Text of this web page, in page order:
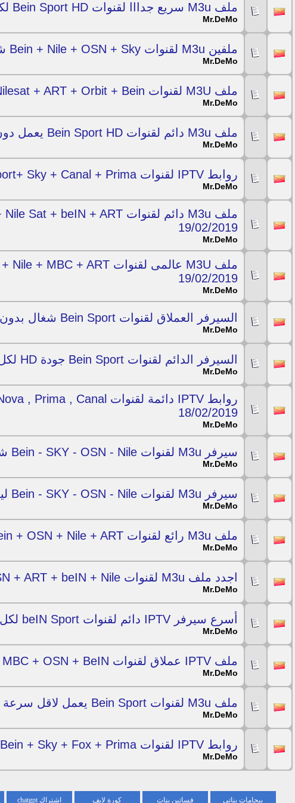
ملف M3u سريع جدااا لقنوات Bein Sport HD لكل سرعات النت 21/02/2019
Mr.DeMo
ملفين M3u لقنوات Bein + Nile + OSN + Sky شغالين لفترة 20/02/2019
Mr.DeMo
ملف M3U لقنوات Nilesat + ART + Orbit + Bein شغال ليوم 20/02/2019
Mr.DeMo
ملف M3u دائم لقنوات Bein Sport HD يعمل دون تقطيع ليوم 20/02/2019
Mr.DeMo
روابط IPTV لقنوات Fox Sport+ Sky + Canal + Prima ليوم 20/02/2019
Mr.DeMo
19/02/2019
Mr.DeMo
19/02/2019
Mr.DeMo
السيرفر العملاق لقنوات Bein Sport شغال بدون تقطيع 19/02/2019
Mr.DeMo
السيرفر الدائم لقنوات Bein Sport جودة HD لكل السرعات 18/02/2019
Mr.DeMo
18/02/2019
Mr.DeMo
سيرفر M3u لقنوات Bein - SKY - OSN - Nile شغال لاخر الاسبوع 17/02/2019
Mr.DeMo
سيرفر M3u لقنوات Bein - SKY - OSN - Nile ليوم 17/02/2019
Mr.DeMo
ملف M3u رائع لقنوات Bein + OSN + Nile + ART شغال لفتره 16/02/2019
Mr.DeMo
اجدد ملف M3u لقنوات OSN + ART + beIN + Nile شغال ليوم 16/02/2019
Mr.DeMo
أسرع سيرفر IPTV دائم لقنوات beIN Sport لكل السرعات 16/02/2019
Mr.DeMo
ملف IPTV عملاق لقنوات Nile + MBC + OSN + BeIN لليوم والغد 15/02/2019
Mr.DeMo
ملف M3u لقنوات Bein Sport يعمل لاقل سرعة نت 15/02/2019
Mr.DeMo
روابط IPTV لقنوات Bein + Sky + Fox + Prima وقنوات كثيرة 15/02/2019
Mr.DeMo
بيجامات بناتي فساتين بنات كورة لايف اشتراك chatgpt